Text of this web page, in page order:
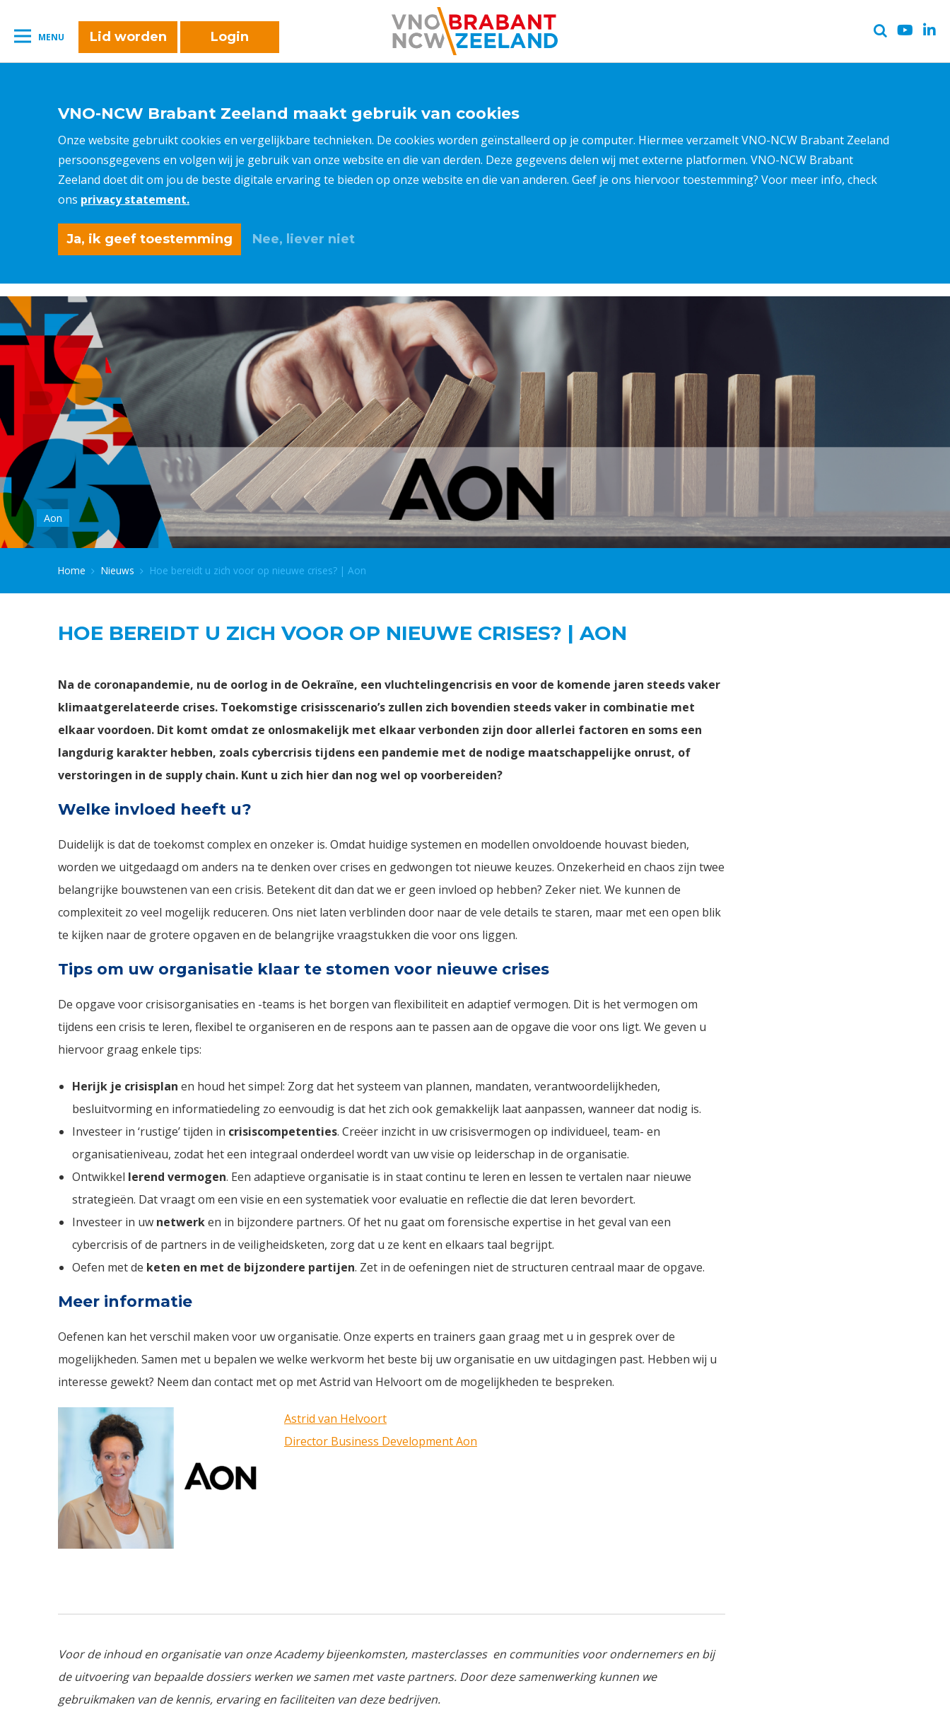
MENU Lid worden Login
VNO-NCW Brabant Zeeland maakt gebruik van cookies
Onze website gebruikt cookies en vergelijkbare technieken. De cookies worden geïnstalleerd op je computer. Hiermee verzamelt VNO-NCW Brabant Zeeland
persoonsgegevens en volgen wij je gebruik van onze website en die van derden. Deze gegevens delen wij met externe platformen. VNO-NCW Brabant
Zeeland doet dit om jou de beste digitale ervaring te bieden op onze website en die van anderen. Geef je ons hiervoor toestemming? Voor meer info, check
ons privacy statement.
Ja, ik geef toestemming Nee, liever niet
Aon
Home Nieuws Hoe bereidt u zich voor op nieuwe crises? | Aon
HOE BEREIDT U ZICH VOOR OP NIEUWE CRISES? | AON
Na de coronapandemie, nu de oorlog in de Oekraïne, een vluchtelingencrisis en voor de komende jaren steeds vaker
klimaatgerelateerde crises. Toekomstige crisisscenario’s zullen zich bovendien steeds vaker in combinatie met
elkaar voordoen. Dit komt omdat ze onlosmakelijk met elkaar verbonden zijn door allerlei factoren en soms een
langdurig karakter hebben, zoals cybercrisis tijdens een pandemie met de nodige maatschappelijke onrust, of
verstoringen in de supply chain. Kunt u zich hier dan nog wel op voorbereiden?
Welke invloed heeft u?
Duidelijk is dat de toekomst complex en onzeker is. Omdat huidige systemen en modellen onvoldoende houvast bieden,
worden we uitgedaagd om anders na te denken over crises en gedwongen tot nieuwe keuzes. Onzekerheid en chaos zijn twee
belangrijke bouwstenen van een crisis. Betekent dit dan dat we er geen invloed op hebben? Zeker niet. We kunnen de
complexiteit zo veel mogelijk reduceren. Ons niet laten verblinden door naar de vele details te staren, maar met een open blik
te kijken naar de grotere opgaven en de belangrijke vraagstukken die voor ons liggen.
Tips om uw organisatie klaar te stomen voor nieuwe crises
De opgave voor crisisorganisaties en -teams is het borgen van flexibiliteit en adaptief vermogen. Dit is het vermogen om
tijdens een crisis te leren, flexibel te organiseren en de respons aan te passen aan de opgave die voor ons ligt. We geven u
hiervoor graag enkele tips:
Herijk je crisisplan en houd het simpel: Zorg dat het systeem van plannen, mandaten, verantwoordelijkheden,
besluitvorming en informatiedeling zo eenvoudig is dat het zich ook gemakkelijk laat aanpassen, wanneer dat nodig is.
Investeer in ‘rustige’ tijden in crisiscompetenties. Creëer inzicht in uw crisisvermogen op individueel, team- en
organisatieniveau, zodat het een integraal onderdeel wordt van uw visie op leiderschap in de organisatie.
Ontwikkel lerend vermogen. Een adaptieve organisatie is in staat continu te leren en lessen te vertalen naar nieuwe
strategieën. Dat vraagt om een visie en een systematiek voor evaluatie en reflectie die dat leren bevordert.
Investeer in uw netwerken in bijzondere partners. Of het nu gaat om forensische expertise in het geval van een
cybercrisis of de partners in de veiligheidsketen, zorg dat u ze kent en elkaars taal begrijpt.
Oefen met de keten en met de bijzondere partijen. Zet in de oefeningen niet de structuren centraal maar de opgave.
Meer informatie
Oefenen kan het verschil maken voor uw organisatie. Onze experts en trainers gaan graag met u in gesprek over de
mogelijkheden. Samen met u bepalen we welke werkvorm het beste bij uw organisatie en uw uitdagingen past. Hebben wij u
interesse gewekt? Neem dan contact met op met Astrid van Helvoort om de mogelijkheden te bespreken.
Astrid van Helvoort
Director Business Development Aon
Voor de inhoud en organisatie van onze Academy bijeenkomsten, masterclasses en communities voor ondernemers en bij
de uitvoering van bepaalde dossiers werken we samen met vaste partners. Door deze samenwerking kunnen we
gebruikmaken van de kennis, ervaring en faciliteiten van deze bedrijven.